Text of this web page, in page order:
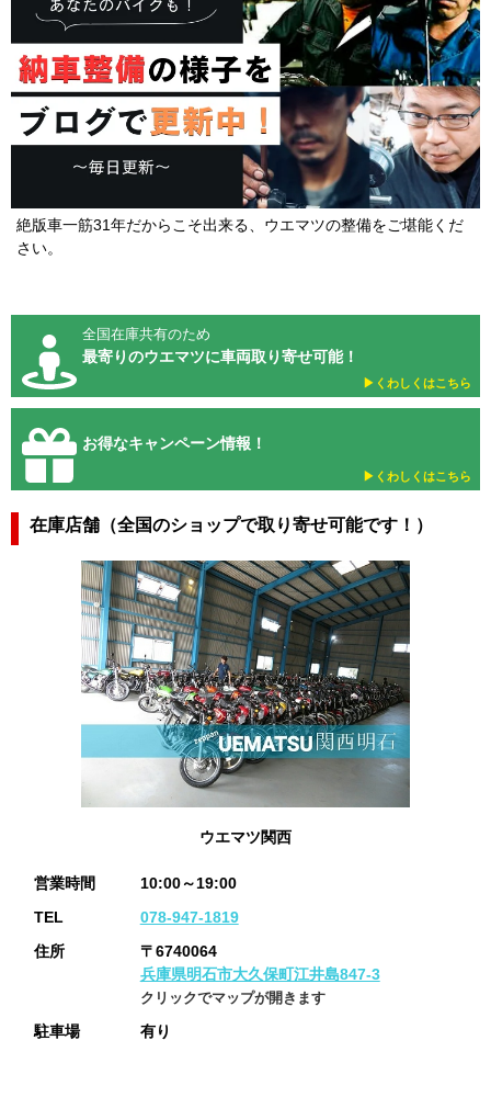
絶版車一筋31年だからこそ出来る、ウエマツの整備をご堪能くだ
さい。
全国在庫共有のため
最寄りのウエマツに車両取り寄せ可能！
▶︎くわしくはこちら
お得なキャンペーン情報！
▶︎くわしくはこちら
在庫店舗（全国のショップで取り寄せ可能です！）
ウエマツ関西
営業時間
10:00～19:00
TEL
078-947-1819
住所
〒6740064
兵庫県明石市大久保町江井島847-3
クリックでマップが開きます
駐車場 有り